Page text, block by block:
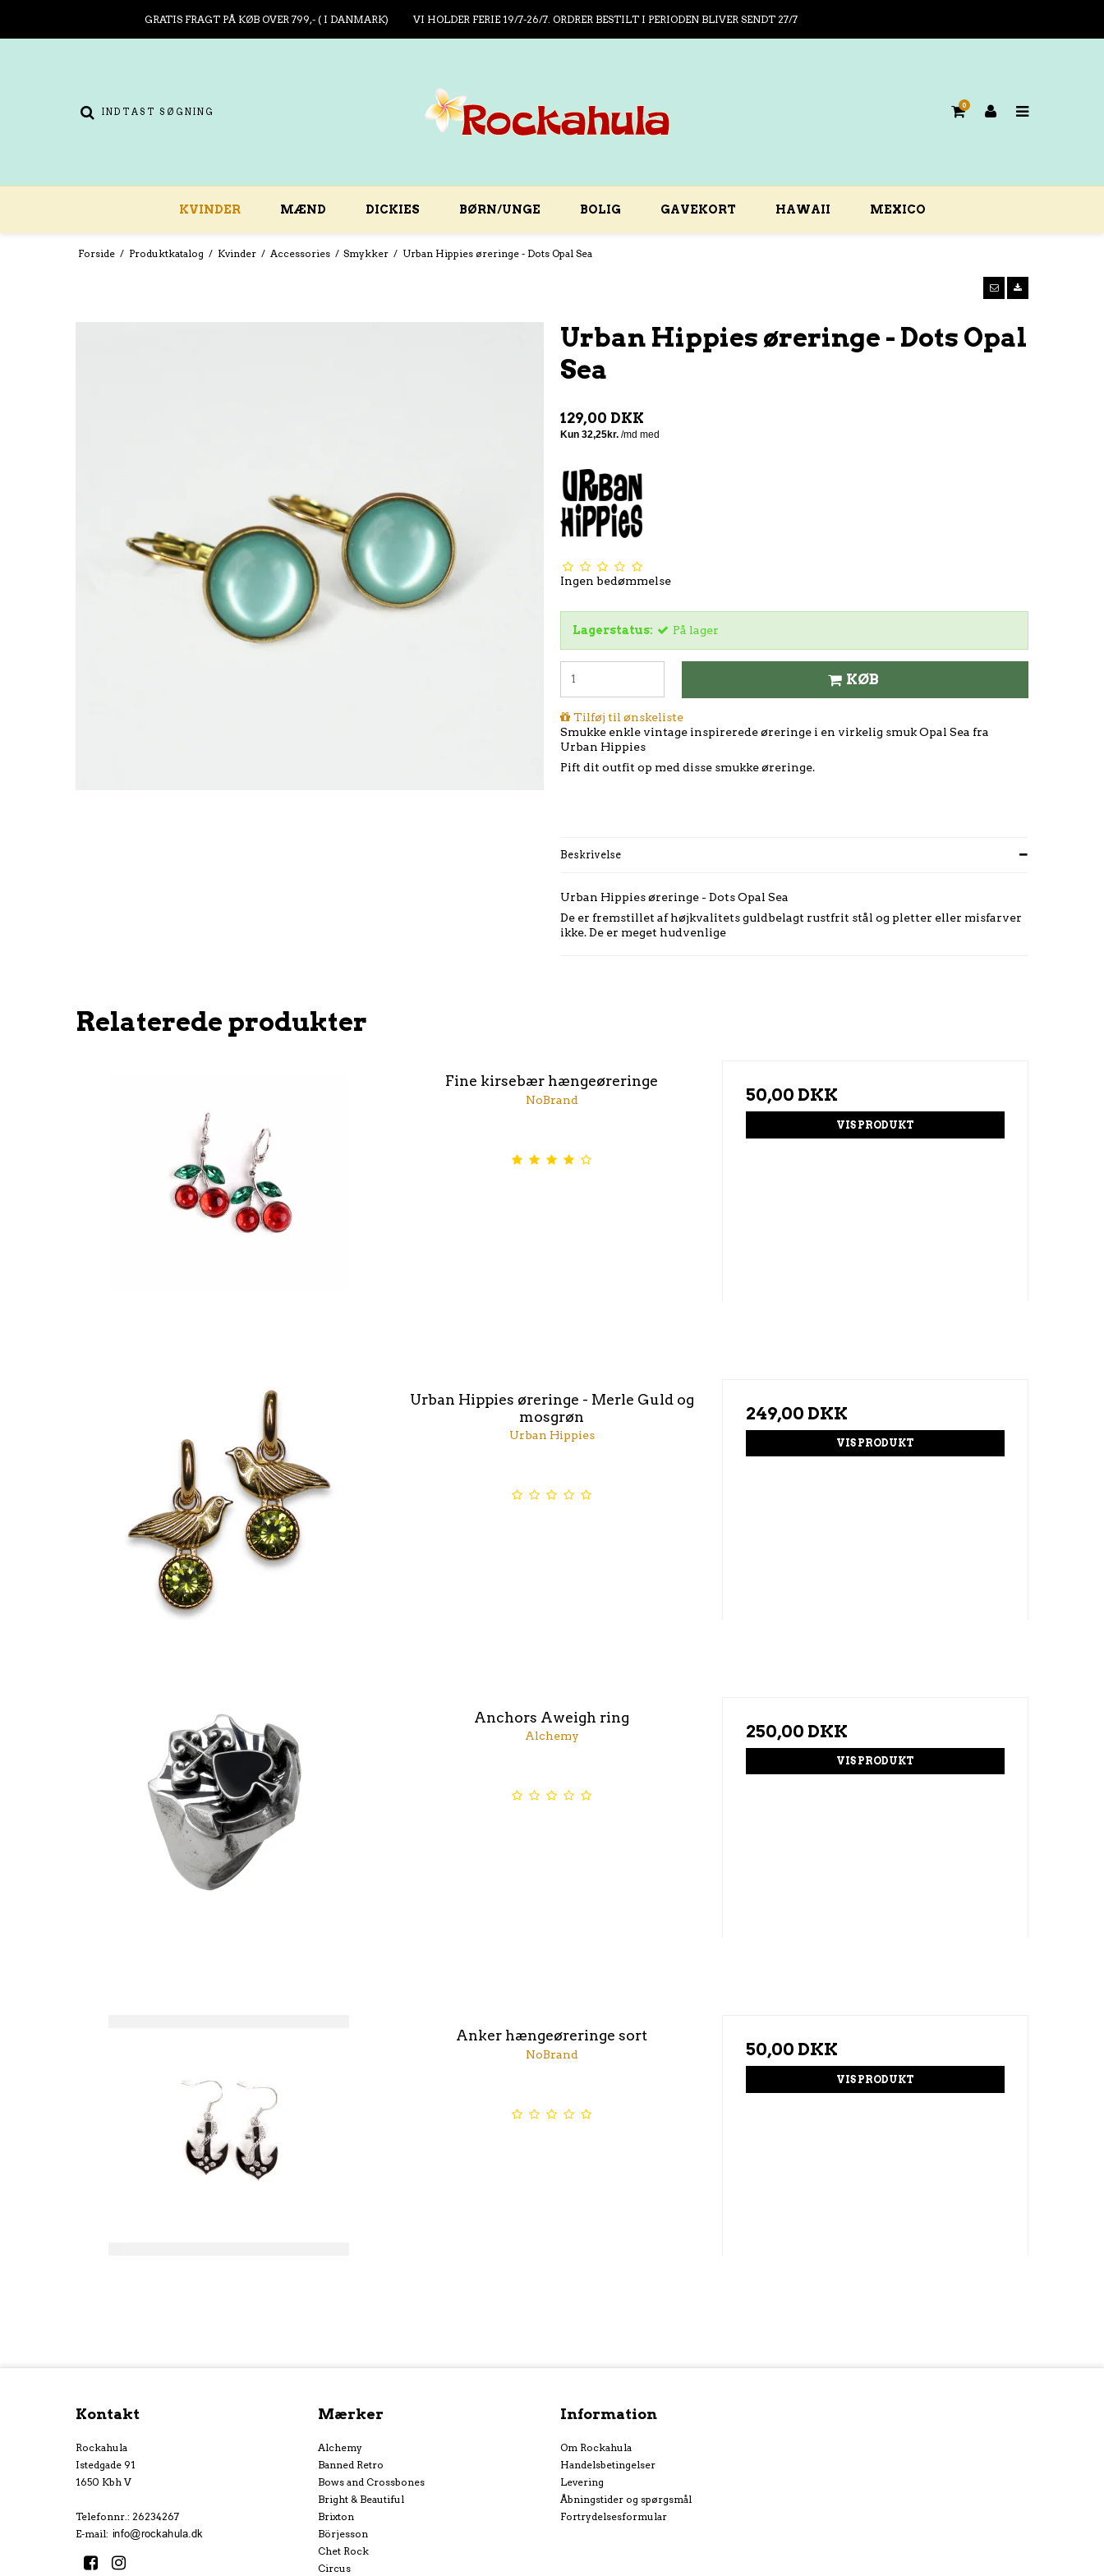
GRATIS FRAGT PÅ KØB OVER 799,- ( I DANMARK) VI HOLDER FERIE 19/7-26/7. ORDRER BESTILT I PERIODEN BLIVER SENDT 27/7
0
KVINDER MÆND DICKIES BØRN/UNGE BOLIG GAVEKORT HAWAII MEXICO
Forside / Produktkatalog / Kvinder / Accessories / Smykker / Urban Hippies øreringe - Dots Opal Sea
Urban Hippies øreringe - Dots Opal
Sea
129,00 DKK
Ingen bedømmelse
Lagerstatus: På lager
KØB
Tilføj til ønskeliste
Smukke enkle vintage inspirerede øreringe i en virkelig smuk Opal Sea fra
Urban Hippies
Pift dit outfit op med disse smukke øreringe.
Beskrivelse
Urban Hippies øreringe - Dots Opal Sea
De er fremstillet af højkvalitets guldbelagt rustfrit stål og pletter eller misfarver
ikke. De er meget hudvenlige
Relaterede produkter
Fine kirsebær hængeøreringe
NoBrand 50,00 DKK
VIS PRODUKT
Urban Hippies øreringe - Merle Guld og
mosgrøn
Urban Hippies
249,00 DKK
VIS PRODUKT
Anchors Aweigh ring
Alchemy 250,00 DKK
VIS PRODUKT
Anker hængeøreringe sort
NoBrand 50,00 DKK
VIS PRODUKT
Kontakt
Rockahula
Istedgade 91
1650 Kbh V
Telefonnr. : 26234267
E-mail:
Mærker
Alchemy
Banned Retro
Bows and Crossbones
Bright & Beautiful
Brixton
Börjesson
Chet Rock
Circus
Information
Om Rockahula
Handelsbetingelser
Levering
Åbningstider og spørgsmål
Fortrydelsesformular